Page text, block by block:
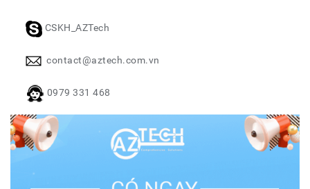
CSKH_AZTech
contact@aztech.com.vn
0979 331 468